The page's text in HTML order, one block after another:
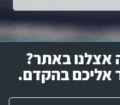
אצלנו באתר?
אליכם בהקדם.​